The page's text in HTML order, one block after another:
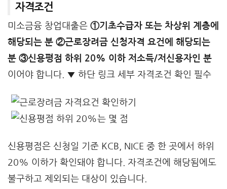
자격조건
미소금융 창업대출은 ①기초수급자 또는 차상위 계층에
해당되는 분 ②근로장려금 신청자격 요건에 해당되는
분 ③신용평점 하위 20% 이하 저소득/저신용자인 분
이어야 합니다. ▼ 하단 링크 세부 자격조건 확인 필수
신용평점은 신청일 기준 KCB, NICE 중 한 곳에서 하위
20% 이하가 확인돼야 합니다. 자격조건에 해당됨에도
불구하고 제외되는 대상이 있습니다.